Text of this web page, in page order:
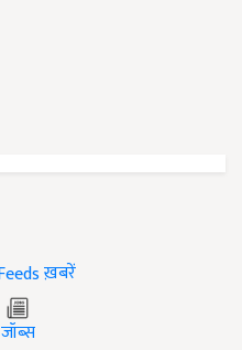
ख़बरें
जॉब्स